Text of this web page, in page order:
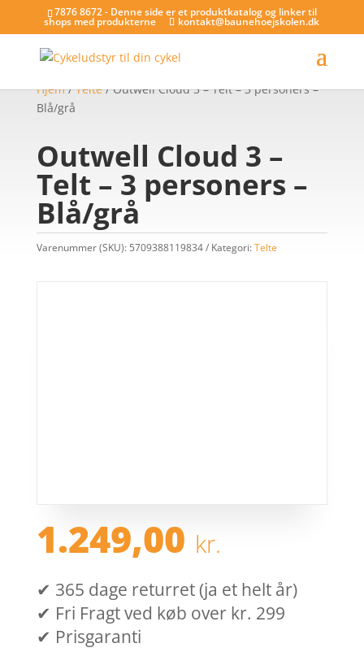
7876 8672 - Denne side er et produktkatalog og linker til
shops med produkterne kontakt@baunehoejskolen.dk
Hjem/Telte/ Outwell Cloud 3 – Telt – 3 personers –
Blå/grå
Outwell Cloud 3 –
Telt – 3 personers –
Blå/grå
Varenummer (SKU): 5709388119834 Kategori:Telte
1.249,00 kr.
✔ 365 dage returret (ja et helt år)
✔ Fri Fragt ved køb over kr. 299
✔ Prisgaranti